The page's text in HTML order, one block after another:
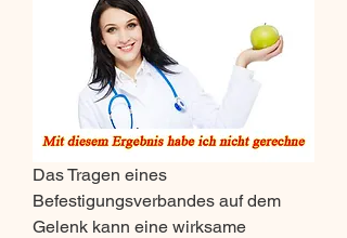
Das Tragen eines
Befestigungsverbandes auf dem
Gelenk kann eine wirksame